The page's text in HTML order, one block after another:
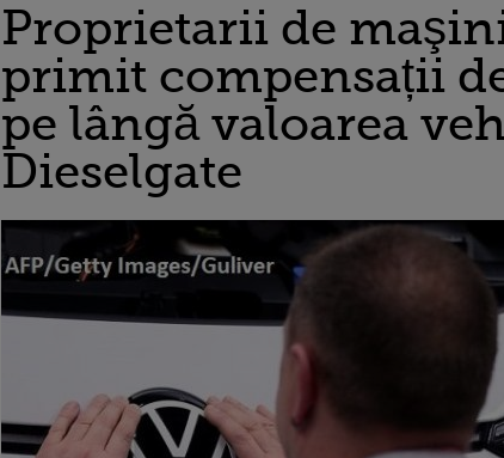
Proprietarii de
primit compensații
pe lângă valoarea
Dieselgate